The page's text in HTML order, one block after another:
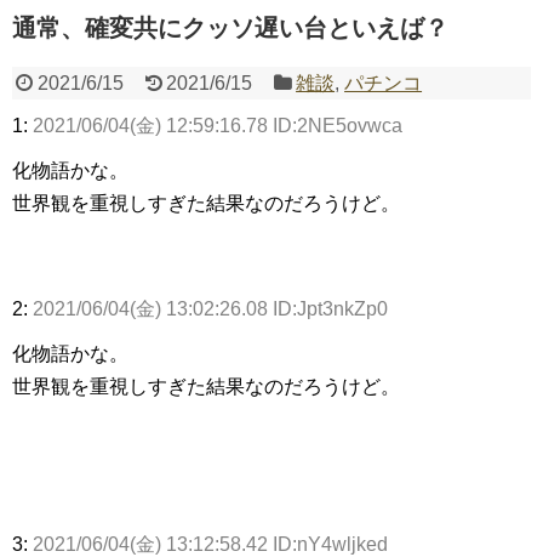
通常、確変共にクッソ遅い台といえば？
2021/6/15 2021/6/15 雑談,パチンコ
1: 2021/06/04(金) 12:59:16.78 ID:2NE5ovwca
化物語かな。
世界観を重視しすぎた結果なのだろうけど。
2: 2021/06/04(金) 13:02:26.08 ID:Jpt3nkZp0
化物語かな。
世界観を重視しすぎた結果なのだろうけど。
3: 2021/06/04(金) 13:12:58.42 ID:nY4wljked